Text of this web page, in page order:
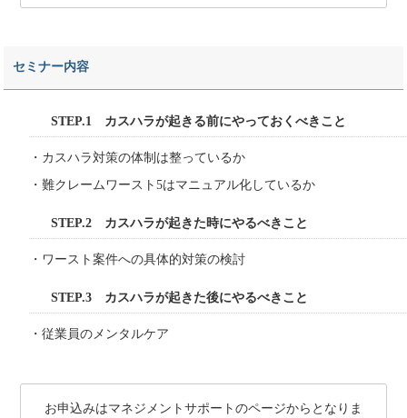
セミナー内容
STEP.1 カスハラが起きる前にやっておくべきこと
・カスハラ対策の体制は整っているか
・難クレームワースト5はマニュアル化しているか
STEP.2 カスハラが起きた時にやるべきこと
・ワースト案件への具体的対策の検討
STEP.3 カスハラが起きた後にやるべきこと
・従業員のメンタルケア
お申込みはマネジメントサポートのページからとなりま